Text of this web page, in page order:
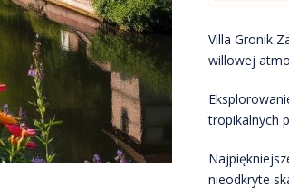
Villa Gronik
willowej
tropikalnych
nieodkryte